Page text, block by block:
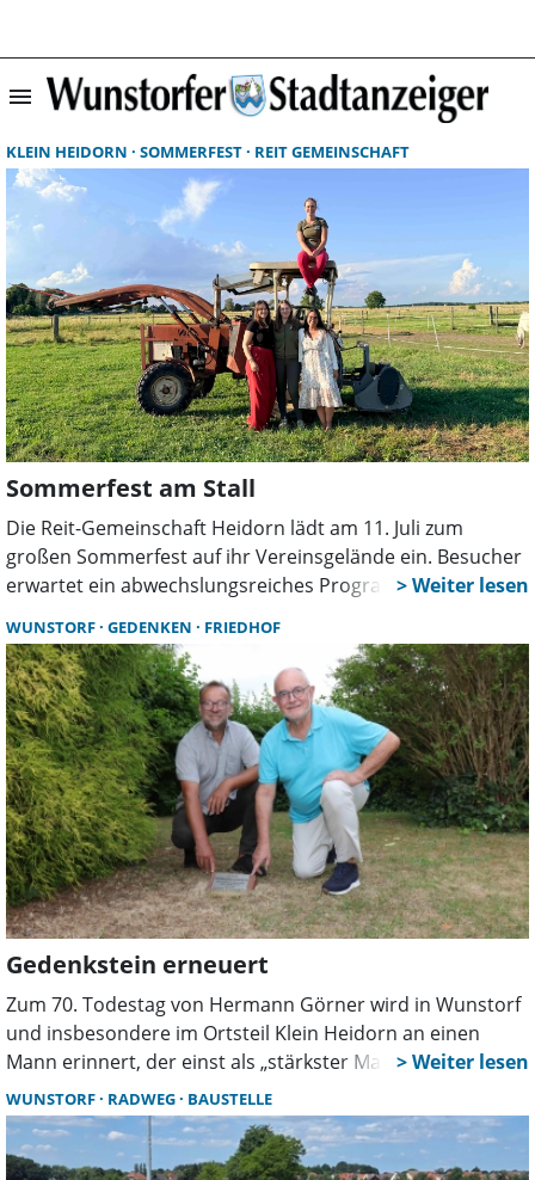
menu Startseite |
KLEIN HEIDORN SOMMERFEST REIT GEMEINSCHAFT
Sommerfest am Stall
Die Reit-Gemeinschaft Heidorn lädt am 11. Juli zum
großen Sommerfest auf ihr Vereinsgelände ein. Besucher
erwartet ein abwechslungsreiches Programm mit
kulinarischen Angeboten für die ganze Familie.
WUNSTORF GEDENKEN FRIEDHOF
Gedenkstein erneuert
Zum 70. Todestag von Hermann Görner wird in Wunstorf
und insbesondere im Ortsteil Klein Heidorn an einen
Mann erinnert, der einst als „stärkster Mann der Welt“
galt – und dessen Lebensweg ebenso beeindruckend wie
bewegend war.
WUNSTORF RADWEG BAUSTELLE